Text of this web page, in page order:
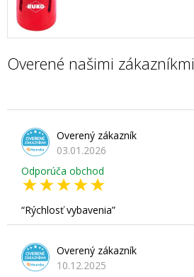
Overené našimi zákazníkmi
Overený zákazník
03.01.2026
Odporúča obchod
Rýchlosť vybavenia
Overený zákazník
10.12.2025